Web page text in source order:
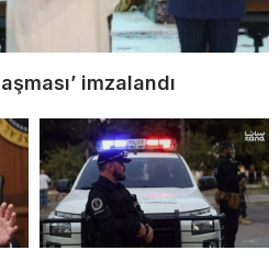
imzalandı